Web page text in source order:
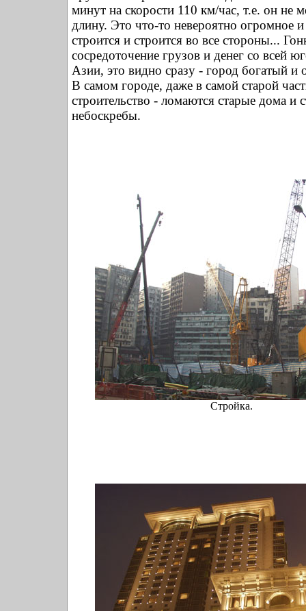
минут на скорости 110 км/час, т.е. он не
длину. Это что-то невероятно огромное
строится и строится во все стороны...
сосредоточение грузов и денег со всей
Азии, это видно сразу - город богатый и
В самом городе, даже в самой старой
строительство - ломаются старые дома и
небоскребы.
Стройка.